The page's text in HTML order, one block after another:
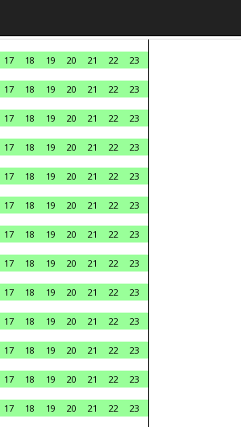
17 18 19 20 21 22
23
17 18 19 20 21 22
23
17 18 19 20 21 22
23
17 18 19 20 21 22
23
17 18 19 20 21 22
23
17 18 19 20 21 22
23
17 18 19 20 21 22
23
17 18 19 20 21 22
23
17 18 19 20 21 22
23
17 18 19 20 21 22
23
17 18 19 20 21 22
23
17 18 19 20 21 22
23
17 18 19 20 21 22
23